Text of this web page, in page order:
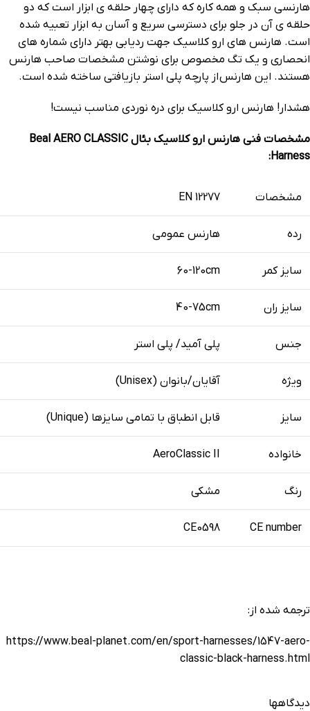
هارنسی سبک و همه کاره که دارای چهار حلقه ی ابزار است که دو
حلقه ی آن در جلو برای دسترسی سریع و آسان به ابزار تعبیه شده
است. هارنس های ارو کلاسیک جهت ردیابی بهتر دارای شماره های
انحصاری و یک تگ مخصوص برای نوشتن مشخصات صاحب هارنس
هستند. این هارنس از پارچه پلی استر بازیافتی ساخته شده است.
هشدار! هارنس ارو کلاسیک برای دره نوردی مناسب نیست!
مشخصات فنی هارنس ارو کلاسیک بئال Beal AERO CLASSIC
Harness:
مشخصات EN 12277
رده هارنس عمومی
سایز کمر 60-120cm
سایز ران 40-75cm
جنس پلی آمید/ پلی استر
ویژه آقایان/بانوان (Unisex)
سایز قابل انطباق با تمامی سایزها (Unique)
خانواده AeroClassic II
رنگ مشکی
CE number
CE0598
ترجمه شده از:
https://www.beal-planet.com/en/sport-harnesses/1547-aero-
classic-black-harness.html
دیدگاهها